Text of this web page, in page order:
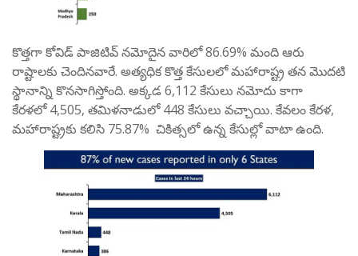
కొత్తగా కోవిడ్ పాజిటివ్ నమోదైన వారిలో 86.69% మంది ఆరు
రాష్టాలకు చెందినవారే. అత్యధిక కొత్త కేసులలో మహారాష్ట్ర తన మొదటి
స్థానాన్ని కొనసాగిస్తోంది. అక్కడ 6,112 కేసులు నమోదు కాగా
కేరళలో 4,505, తమిళనాడులో 448 కేసులు వచ్చాయి. కేవలం కేరళ,
మహారాష్ట్రకు కలిసి 75.87% చికిత్సలో ఉన్న కేసుల్లో వాటా ఉంది.